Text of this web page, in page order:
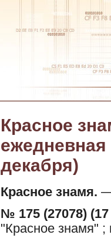
Красное
ежедневная
декабря)
Красное знамя. —
№ 175 (27078)
"Красное знамя" ;